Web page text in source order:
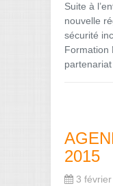
Suite à
nouvelle
sécurité
Formation
2015
3